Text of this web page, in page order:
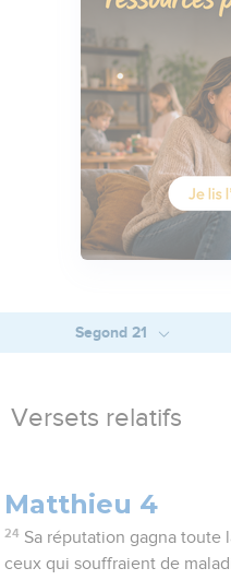
Segond 21
Versets relatifs
Matthieu 4
24 Sa réputation gagna toute
ceux qui souffraient de